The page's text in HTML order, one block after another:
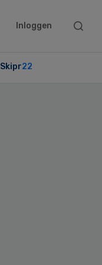
Inloggen
Search
Skipr22